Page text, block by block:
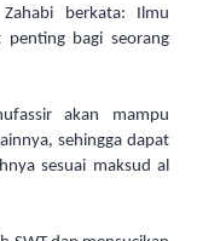
berkata: Ilmu
penting bagi seorang
akan mampu
sehingga dapat
sesuai maksud al